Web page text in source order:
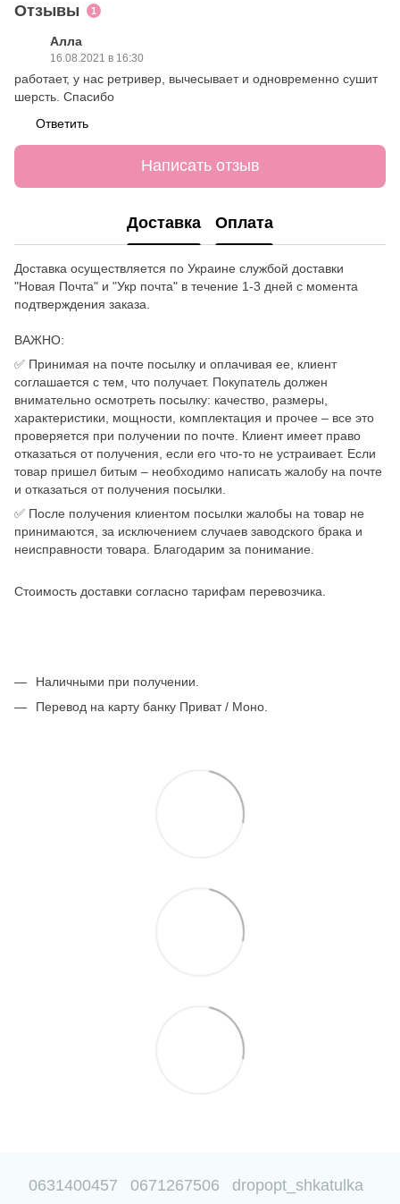
Отзывы 1
Алла
16.08.2021 в 16:30
работает, у нас ретривер, вычесывает и одновременно сушит
шерсть. Спасибо
Ответить
Написать отзыв
Доставка Оплата
Доставка осуществляется по Украине службой доставки
"Новая Почта" и "Укр почта" в течение 1-3 дней с момента
подтверждения заказа.
ВАЖНО:
✅ Принимая на почте посылку и оплачивая ее, клиент
соглашается с тем, что получает. Покупатель должен
внимательно осмотреть посылку: качество, размеры,
характеристики, мощности, комплектация и прочее – все это
проверяется при получении по почте. Клиент имеет право
отказаться от получения, если его что-то не устраивает. Если
товар пришел битым – необходимо написать жалобу на почте
и отказаться от получения посылки.
✅ После получения клиентом посылки жалобы на товар не
принимаются, за исключением случаев заводского брака и
неисправности товара. Благодарим за понимание.
Стоимость доставки согласно тарифам перевозчика.
Наличными при получении.
Перевод на карту банку Приват / Моно.
0631400457 0671267506 dropopt_shkatulka